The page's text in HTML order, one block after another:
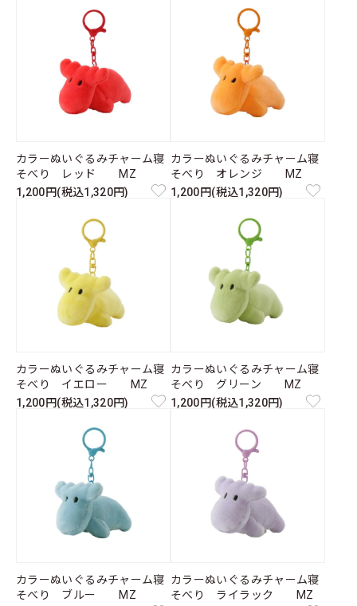
カラーぬいぐるみチャーム寝
そべり レッド MZ
1,200円(税込1,320円)
カラーぬいぐるみチャーム寝
そべり オレンジ MZ
1,200円(税込1,320円)
カラーぬいぐるみチャーム寝
そべり イエロー MZ
1,200円(税込1,320円)
カラーぬいぐるみチャーム寝
そべり グリーン MZ
1,200円(税込1,320円)
カラーぬいぐるみチャーム寝
そべり ブルー MZ
カラーぬいぐるみチャーム寝
そべり ライラック MZ